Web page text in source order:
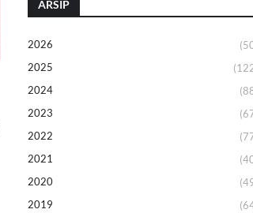
ARSIP
2026
2025
2024
2023
2022
2021
2020
2019